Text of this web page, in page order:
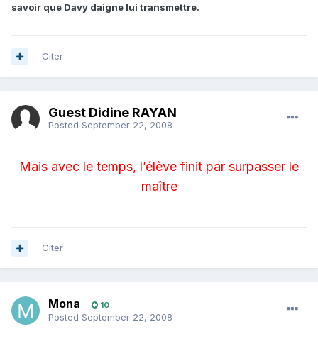
savoir que Davy daigne lui transmettre.
Citer
Guest Didine RAYAN
Posted September 22, 2008
Mais avec le temps, l’élève finit par surpasser le
maître
Citer
Mona 10
Posted September 22, 2008